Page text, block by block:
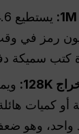
رمز في
كتب سميكة
كميات
واحد، وهو